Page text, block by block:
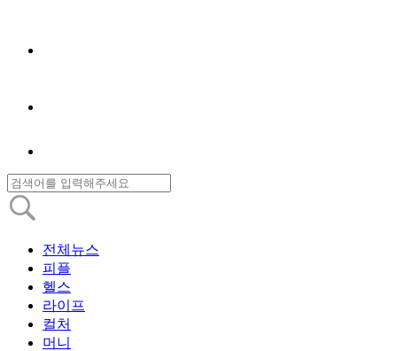
전체뉴스
피플
헬스
라이프
컬처
머니